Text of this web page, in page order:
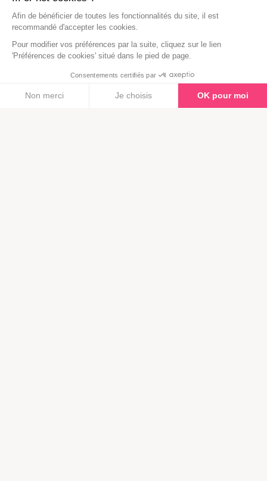
Afin de bénéficier de toutes les fonctionnalités du site, il est
recommandé d'accepter les cookies.
Pour modifier vos préférences par la suite, cliquez sur le lien
'Préférences de cookies' situé dans le pied de page.
Consentements certifiés par
Non merci Je choisis OK pour moi